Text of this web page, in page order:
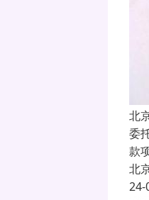
北
委
款
北
24-